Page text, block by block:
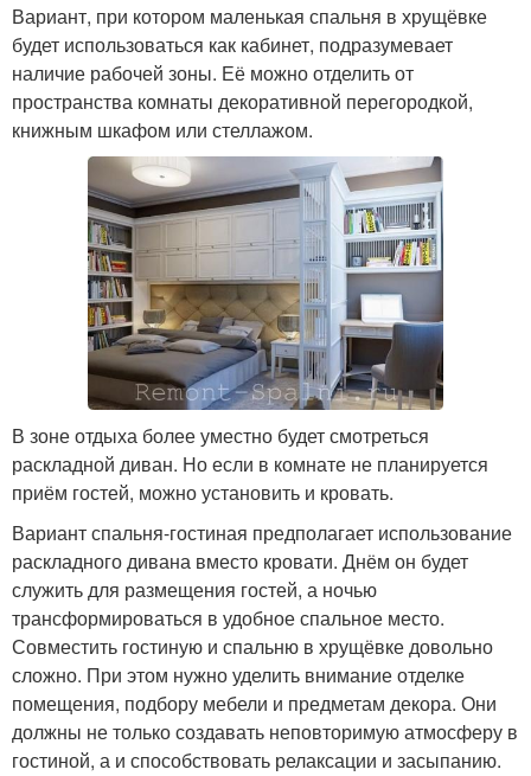
Вариант, при котором маленькая спальня в хрущёвке
будет использоваться как кабинет, подразумевает
наличие рабочей зоны. Её можно отделить от
пространства комнаты декоративной перегородкой,
книжным шкафом или стеллажом.
В зоне отдыха более уместно будет смотреться
раскладной диван. Но если в комнате не планируется
приём гостей, можно установить и кровать.
Вариант спальня-гостиная предполагает использование
раскладного дивана вместо кровати. Днём он будет
служить для размещения гостей, а ночью
трансформироваться в удобное спальное место.
Совместить гостиную и спальню в хрущёвке довольно
сложно. При этом нужно уделить внимание отделке
помещения, подбору мебели и предметам декора. Они
должны не только создавать неповторимую атмосферу в
гостиной, а и способствовать релаксации и засыпанию.